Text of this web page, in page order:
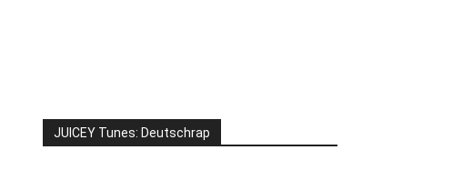
JUICEY Tunes: Deutschrap